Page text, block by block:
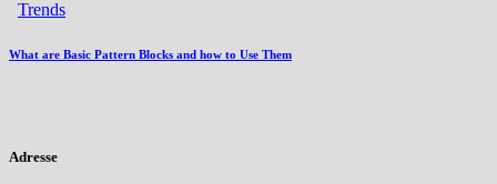
Trends
What are Basic Pattern Blocks and how to Use Them
Adresse